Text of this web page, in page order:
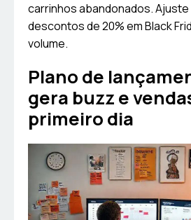
carrinhos abandonados.
descontos de 20% em Black
volume.
Plano de
gera buzz e
primeiro dia